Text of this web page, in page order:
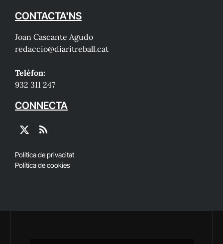
CONTACTA'NS
Joan Cascante Agudo
redaccio@diaritreball.cat
Telèfon:
932 311 247
CONNECTA
X
RSS
Política de privacitat
Política de cookies